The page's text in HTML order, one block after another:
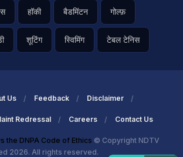
हॉकी बैडमिंटन गोल्फ़
शूटिंग स्विमिंग टेबल टेनिस
Us Feedback Disclaimer
Redressal Careers Contact Us
the DNPA Code of Ethics © Copyright NDTV
2026. All rights reserved.